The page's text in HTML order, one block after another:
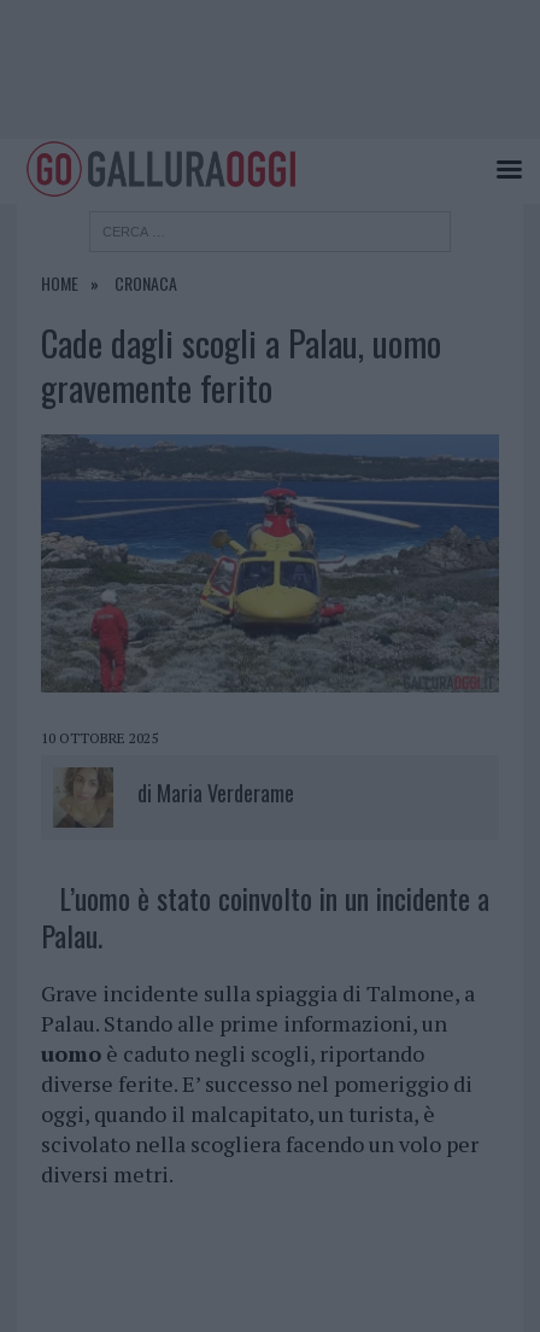
HOME CRONACA
Cade dagli scogli a Palau, uomo
gravemente ferito
10 OTTOBRE 2025
di Maria Verderame
L’uomo è stato coinvolto in un incidente a
Palau.
Grave incidente sulla spiaggia di Talmone, a
Palau. Stando alle prime informazioni, un
uomoè caduto negli scogli, riportando
diverse ferite. E’ successo nel pomeriggio di
oggi, quando il malcapitato, un turista, è
scivolato nella scogliera facendo un volo per
diversi metri.